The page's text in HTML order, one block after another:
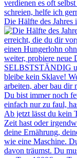
Die Hälfte des